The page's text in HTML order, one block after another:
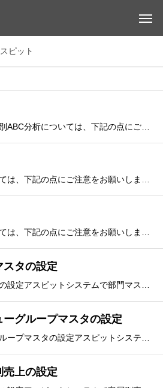
ピット
スタの設定
グループマスタの設定
売上の設定